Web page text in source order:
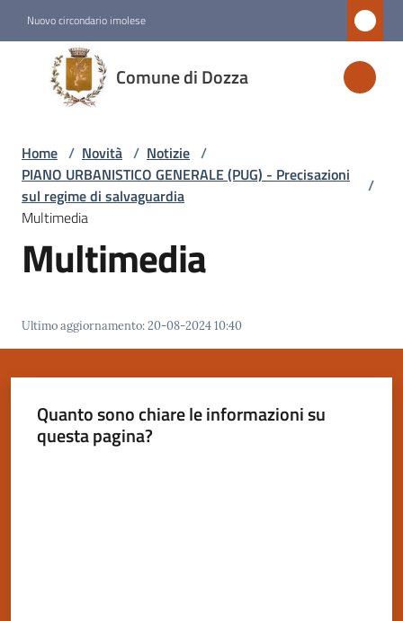
Nuovo circondario imolese
Comune di Dozza
Comune
di
Dozza
Amministrazione
Novità
Menu selezionato
Dozza
Home / Novità / Notizie /
PIANO URBANISTICO GENERALE (PUG) - Precisazioni
sul regime di salvaguardia
/
Multimedia
Multimedia
Ultimo aggiornamento:20-08-2024 10:40
Quanto sono chiare le informazioni su
questa pagina?